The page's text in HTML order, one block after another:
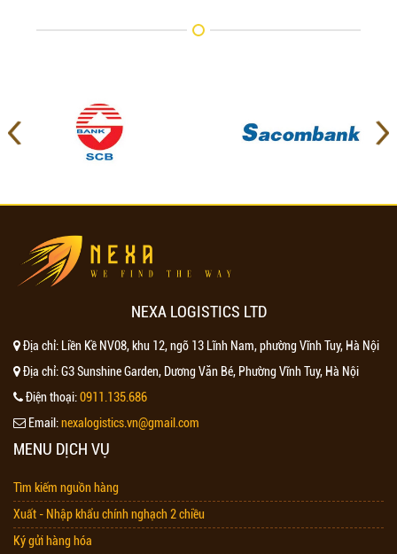
NEXA LOGISTICS LTD
Địa chỉ: Liền Kề NV08, khu 12, ngõ 13 Lĩnh Nam, phường Vĩnh Tuy, Hà Nội
Địa chỉ:G3 Sunshine Garden, Dương Văn Bé, Phường Vĩnh Tuy, Hà Nội
Điện thoại:0911.135.686
Email:nexalogistics.vn@gmail.com
MENU DỊCH VỤ
Tìm kiếm nguồn hàng
Xuất - Nhập khẩu chính nghạch 2 chiều
Ký gửi hàng hóa